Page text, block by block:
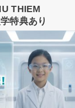
THIEM
特典あり